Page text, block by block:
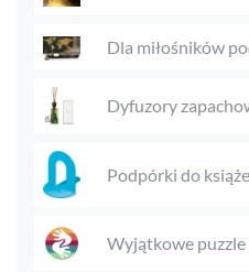
Dla miłośników
Dyfuzory
Podpórki do
Wyjątkowe puzzle